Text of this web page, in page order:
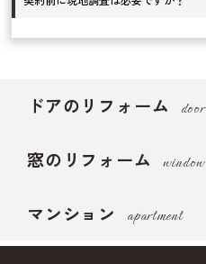
ドアのリフォーム door
窓のリフォーム window
マンション apartment